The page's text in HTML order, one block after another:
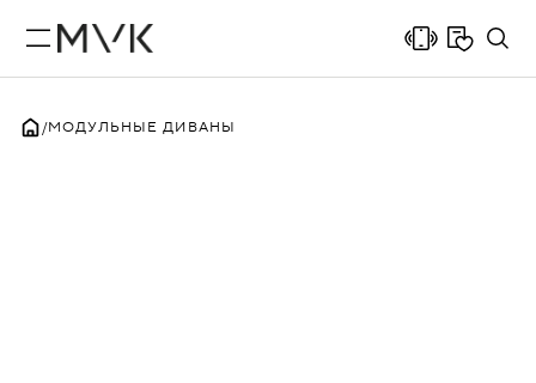
МОДУЛЬНЫЕ ДИВАНЫ